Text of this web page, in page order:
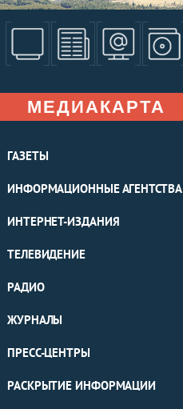
МЕДИАКАРТА
ГАЗЕТЫ
ИНФОРМАЦИОННЫЕ АГЕНТСТВА
ИНТЕРНЕТ-ИЗДАНИЯ
ТЕЛЕВИДЕНИЕ
РАДИО
ЖУРНАЛЫ
ПРЕСС-ЦЕНТРЫ
РАСКРЫТИЕ ИНФОРМАЦИИ